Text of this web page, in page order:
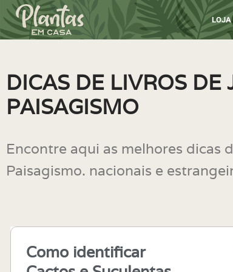
Pular
o
conteúdo
LOJA
DICAS DE LIVROS DE
PAISAGISMO
Encontre aqui as melhores dicas
Paisagismo. nacionais e
Como identificar